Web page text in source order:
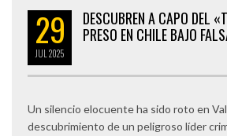
29
JUL2025
DESCUBREN A CAPO DEL
PRESO EN CHILE BAJO
Un silencio elocuente ha sido roto en
descubrimiento de un peligroso líder